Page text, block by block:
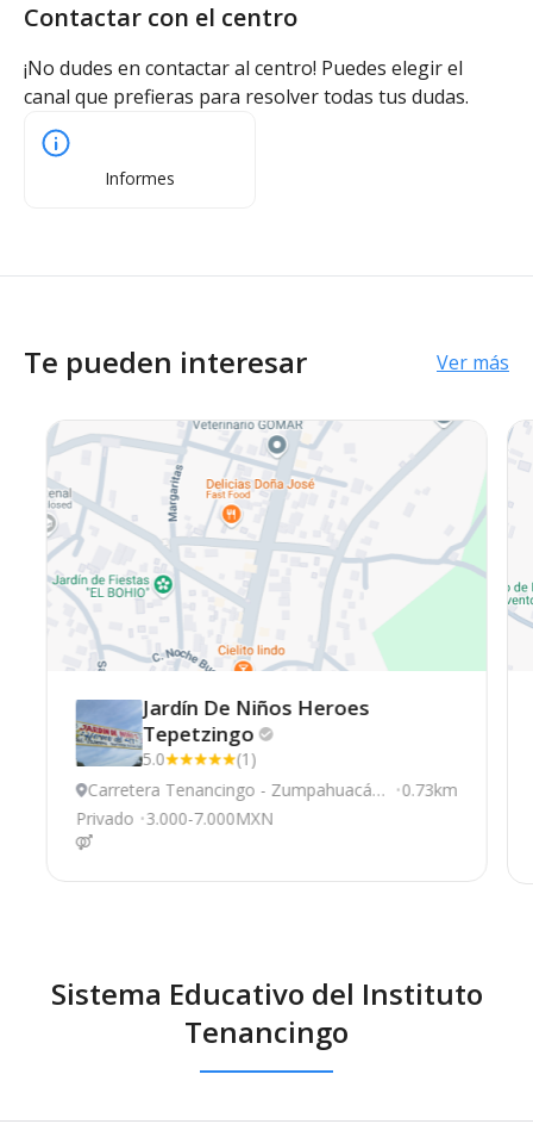
Contactar con el centro
¡No dudes en contactar al centro! Puedes elegir el
canal que prefieras para resolver todas tus dudas.
Informes
Te pueden interesar Ver más
Jardín De Niños Heroes
Tepetzingo
5.0
(1)
Carretera Tenancingo - Zumpahuacán,
Tenancingo
0.73km
Privado 3.000-7.000MXN
Sistema Educativo del Instituto
Tenancingo